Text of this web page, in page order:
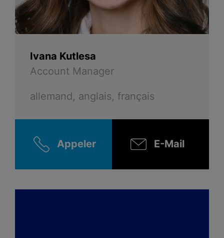
Ivana Kutlesa
Account Manager
allemand, anglais, français
Appeler E-Mail